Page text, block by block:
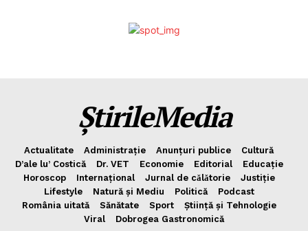
ȘtirileMedia
Actualitate Administrație Anunțuri publice
Cultură
D’ale lu’ Costică
Dr. VET Economie Editorial
Educație
Horoscop
Internațional Jurnal de cǎlǎtorie
Justiție
Lifestyle
Natură și Mediu Politică
Podcast
România uitată
Sănătate Sport
Știință și Tehnologie
Viral
Dobrogea Gastronomică